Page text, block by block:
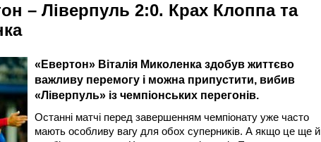
– Ліверпуль 2:0. Крах Клоппа та
«Евертон» Віталія Миколенка здобув життєво
важливу перемогу і можна припустити, вибив
«Ліверпуль» із чемпіонських перегонів.
Останні матчі перед завершенням чемпіонату уже часто
мають особливу вагу для обох суперників. А якщо це ще й